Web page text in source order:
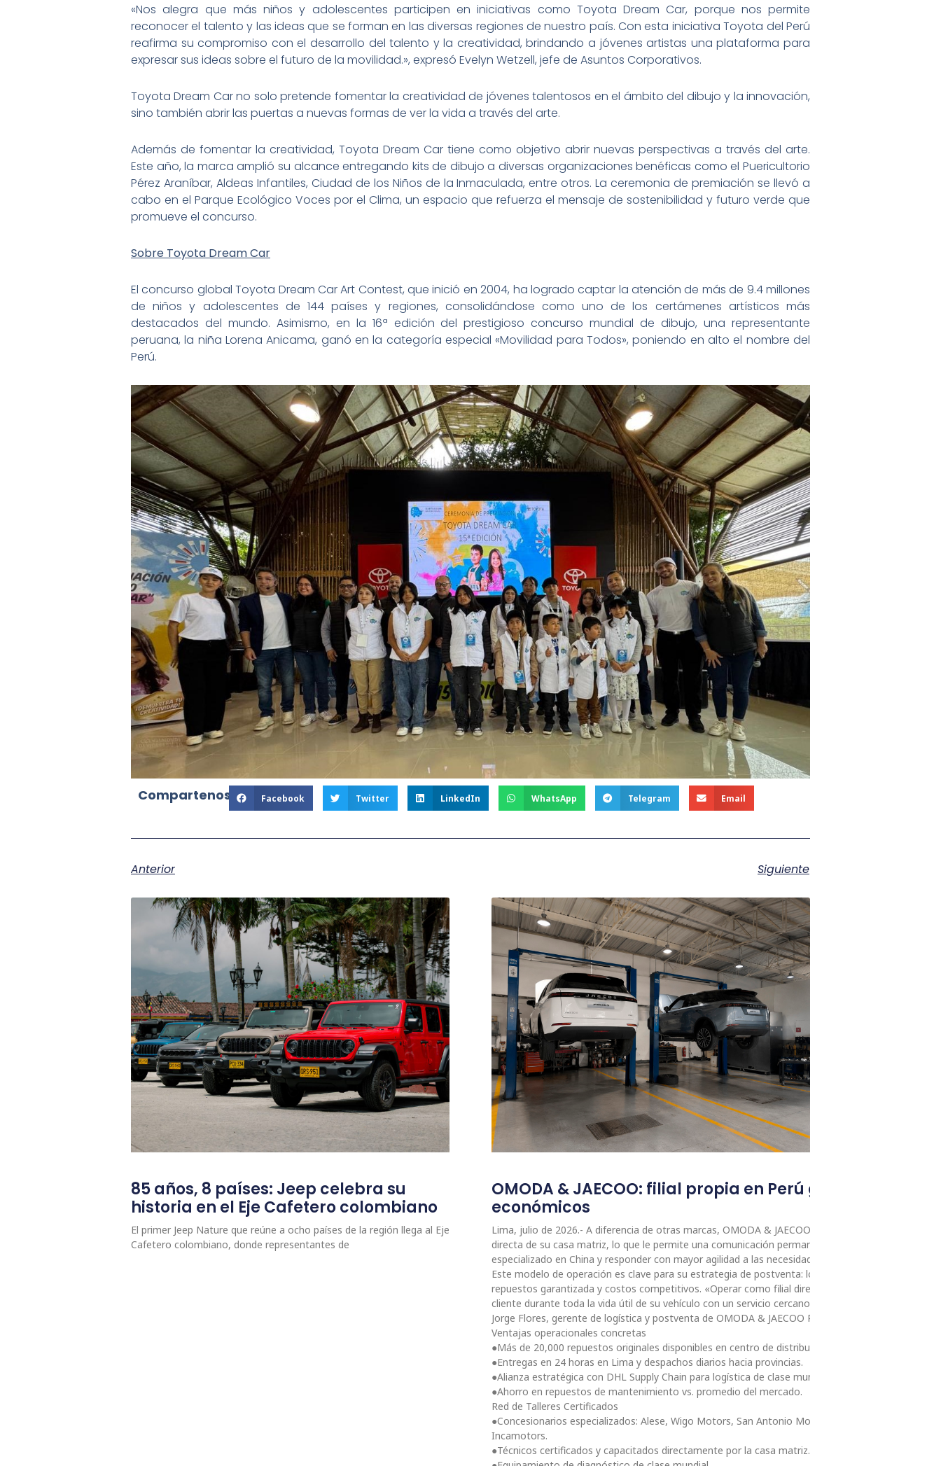
«Nos alegra que más niños y adolescentes participen en iniciativas como Toyota Dream Car, porque nos permite
reconocer el talento y las ideas que se forman en las diversas regiones de nuestro país. Con esta iniciativa Toyota del Perú
reafirma su compromiso con el desarrollo del talento y la creatividad, brindando a jóvenes artistas una plataforma para
expresar sus ideas sobre el futuro de la movilidad.», expresó Evelyn Wetzell, jefe de Asuntos Corporativos.
Toyota Dream Car no solo pretende fomentar la creatividad de jóvenes talentosos en el ámbito del dibujo y la innovación,
sino también abrir las puertas a nuevas formas de ver la vida a través del arte.
Además de fomentar la creatividad, Toyota Dream Car tiene como objetivo abrir nuevas perspectivas a través del arte.
Este año, la marca amplió su alcance entregando kits de dibujo a diversas organizaciones benéficas como el Puericultorio
Pérez Araníbar, Aldeas Infantiles, Ciudad de los Niños de la Inmaculada, entre otros. La ceremonia de premiación se llevó a
cabo en el Parque Ecológico Voces por el Clima, un espacio que refuerza el mensaje de sostenibilidad y futuro verde que
promueve el concurso.
Sobre Toyota Dream Car
El concurso global Toyota Dream Car Art Contest, que inició en 2004, ha logrado captar la atención de más de 9.4 millones
de niños y adolescentes de 144 países y regiones, consolidándose como uno de los certámenes artísticos más
destacados del mundo. Asimismo, en la 16ª edición del prestigioso concurso mundial de dibujo, una representante
peruana, la niña Lorena Anicama, ganó en la categoría especial «Movilidad para Todos», poniendo en alto el nombre del
Perú.
Compartenos: Facebook Twitter LinkedIn WhatsApp Telegram Email
Anterior Siguiente
85 años, 8 países: Jeep celebra su
historia en el Eje Cafetero colombiano
El primer Jeep Nature que reúne a ocho países de la región llega al Eje
Cafetero colombiano, donde representantes de
OMODA & JAECOO: filial propia en Perú garantiza
económicos
Lima, julio de 2026.- A diferencia de otras marcas, OMODA & JAECOO opera en el Perú como filial
directa de su casa matriz, lo que le permite una comunicación permanente con su equipo
especializado en China y responder con mayor agilidad a las necesidades del mercado local.
Este modelo de operación es clave para su estrategia de postventa: logística ágil, disponibilidad
repuestos garantizada y costos competitivos. «Operar como filial directa nos permite
cliente durante toda la vida útil de su vehículo con un servicio cercano, eficiente y confiable»,
Jorge Flores, gerente de logística y postventa de OMODA & JAECOO Perú.
Ventajas operacionales concretas
●Más de 20,000 repuestos originales disponibles en centro de distribución propio.
●Entregas en 24 horas en Lima y despachos diarios hacia provincias.
●Alianza estratégica con DHL Supply Chain para logística de clase mundial.
●Ahorro en repuestos de mantenimiento vs. promedio del mercado.
Red de Talleres Certificados
●Concesionarios especializados: Alese, Wigo Motors, San Antonio Motors, Zual Cars e
Incamotors.
●Técnicos certificados y capacitados directamente por la casa matriz.